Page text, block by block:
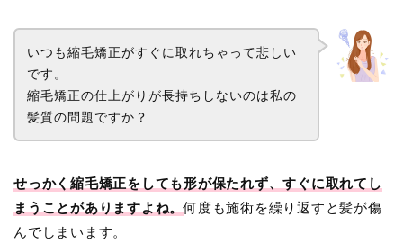
いつも縮毛矯正がすぐに取れちゃって悲しい
です。
縮毛矯正の仕上がりが長持ちしないのは私の
髪質の問題ですか？
せっかく縮毛矯正をしても形が保たれず、すぐに取れてし
まうことがありますよね。何度も施術を繰り返すと髪が傷
んでしまいます。